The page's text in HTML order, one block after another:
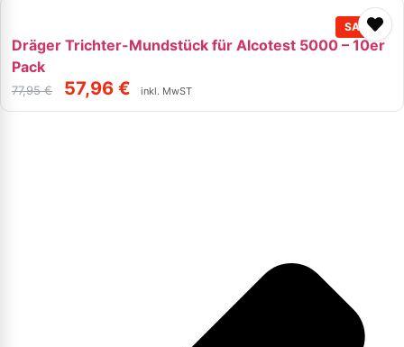
Dräger Trichter-Mundstück für Alcotest 5000 – 10er
Pack
77,95€ 57,96 € inkl. MwST